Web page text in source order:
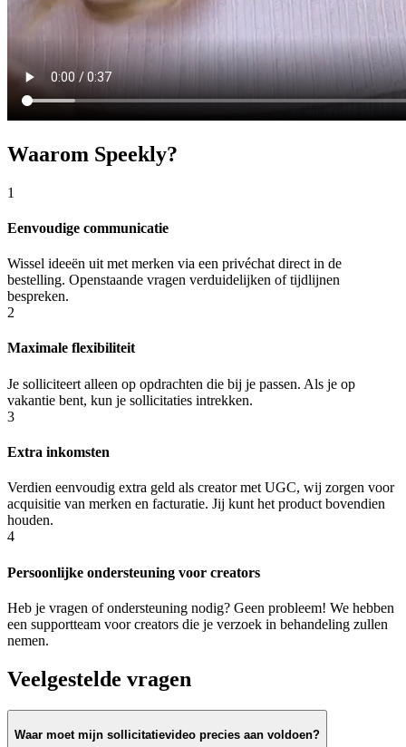
Waarom Speekly?
1
Eenvoudige communicatie
Wissel ideeën uit met merken via een privéchat direct in de
bestelling. Openstaande vragen verduidelijken of tijdlijnen
bespreken.
2
Maximale flexibiliteit
Je solliciteert alleen op opdrachten die bij je passen. Als je op
vakantie bent, kun je sollicitaties intrekken.
3
Extra inkomsten
Verdien eenvoudig extra geld als creator met UGC, wij zorgen voor
acquisitie van merken en facturatie. Jij kunt het product bovendien
houden.
4
Persoonlijke ondersteuning voor creators
Heb je vragen of ondersteuning nodig? Geen probleem! We hebben
een supportteam voor creators die je verzoek in behandeling zullen
nemen.
Veelgestelde vragen
Waar moet mijn sollicitatievideo precies aan voldoen?